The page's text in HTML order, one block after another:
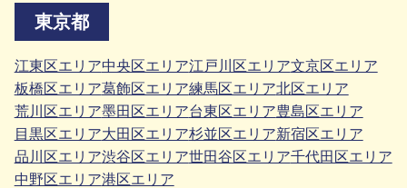
東京都
江東区エリア中央区エリア江戸川区エリア文京区エリア
板橋区エリア葛飾区エリア練馬区エリア北区エリア
荒川区エリア墨田区エリア台東区エリア豊島区エリア
目黒区エリア大田区エリア杉並区エリア新宿区エリア
品川区エリア渋谷区エリア世田谷区エリア千代田区エリア
中野区エリア港区エリア